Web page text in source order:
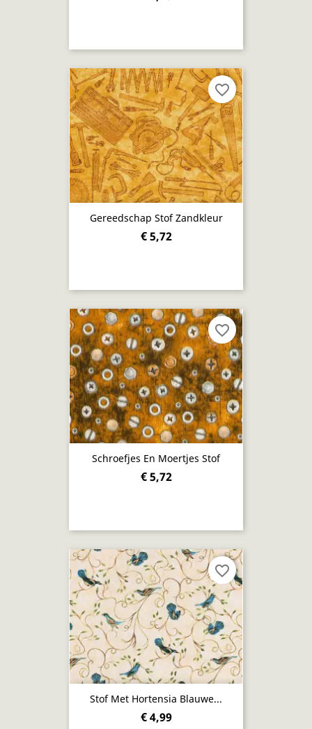
Gereedschap Stof Zandkleur
€ 5,72
favorite_border
Schroefjes En Moertjes Stof
€ 5,72
favorite_border
Stof Met Hortensia Blauwe...
€ 4,99
favorite_border